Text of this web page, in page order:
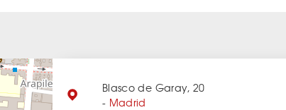
Blasco de Garay, 20
- Madrid